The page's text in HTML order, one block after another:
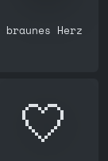
braunes Herz
🤍